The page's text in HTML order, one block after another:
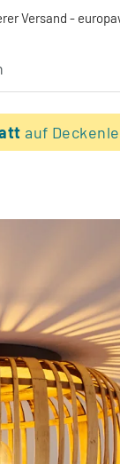
Versand -
auf